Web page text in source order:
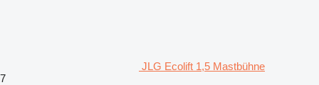
JLG Ecolift 1,5 Mastbühne
7